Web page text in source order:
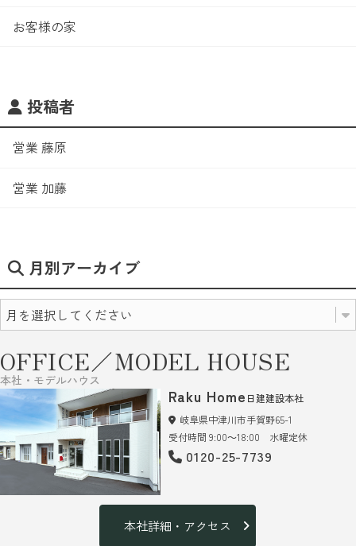
お客様の家
投稿者
営業 藤原
営業 加藤
月別アーカイブ
OFFICE／MODEL HOUSE
本社・モデルハウス
Raku Home 日建建設本社
岐阜県中津川市手賀野65-1
受付時間 9:00～18:00 水曜定休
0120-25-7739
本社詳細・アクセス